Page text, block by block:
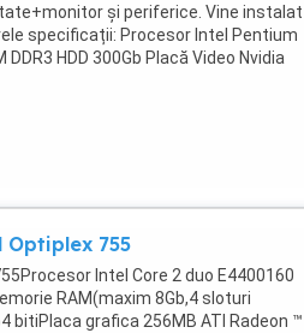
și periferice. Vine instalat
specificații: Procesor Intel Pentium
DDR3 HDD 300Gb Placă Video Nvidia
Optiplex 755
Intel Core 2 duo E4400160
RAM(maxim 8Gb,4 sloturi
bitiPlaca grafica 256MB ATI Radeon ™